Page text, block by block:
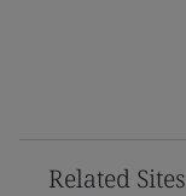
Related Sites